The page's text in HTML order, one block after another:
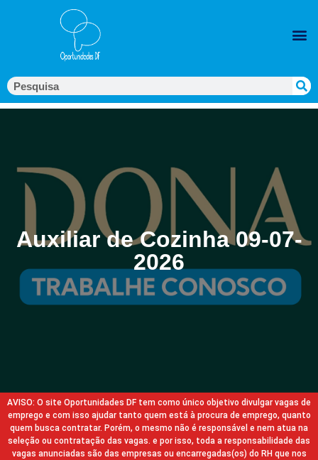
Auxiliar de Cozinha 09-07-
2026
AVISO: O site Oportunidades DF tem como único objetivo divulgar vagas de
emprego e com isso ajudar tanto quem está à procura de emprego, quanto
quem busca contratar. Porém, o mesmo não é responsável e nem atua na
seleção ou contratação das vagas. e por isso, toda a responsabilidade das
vagas anunciadas são das empresas ou encarregadas(os) do RH que nos